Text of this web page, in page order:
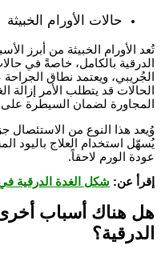
حالات الأورام الخبيثة
تُعد الأورام الخبيثة من أبرز
الدرقية بالكامل، خاصةً في
الجُريبي، ويعتمد نطاق
الحالات قد يتطلب الأمر إزالة
المجاورة لضمان السيطرة على
وُيعد هذا النوع من الاستئصال
يُسهّل استخدام العلاج باليود
عودة الورم لاحقاً.
إقرأ عن: شكل الغدة الدرقية في
هل هناك أسباب
الدرقية؟